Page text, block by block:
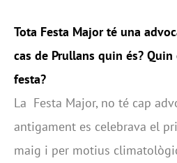
Tota Festa Major té una
cas de Prullans quin és?
festa?
La Festa Major, no té cap
antigament es celebrava el
maig i per motius